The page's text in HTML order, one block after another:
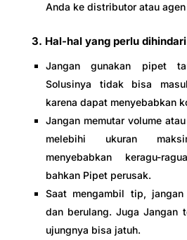
Anda ke distributor atau
3. Hal-hal yang perlu dihindari
Jangan gunakan pipet
Solusinya tidak bisa
karena dapat menyebabkan
Jangan memutar volume
melebihi ukuran
menyebabkan keragu-
bahkan Pipet perusak.
Saat mengambil tip,
dan berulang. Juga Jangan
ujungnya bisa jatuh.